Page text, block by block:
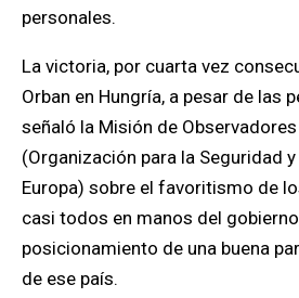
personales.
La victoria, por cuarta vez consecutiva, de Viktor
Orban en Hungría, a pesar de las
señaló la Misión de Observadores
(Organización para la Seguridad
Europa) sobre el favoritismo de
casi todos en manos del
posicionamiento de una buena
de ese país.